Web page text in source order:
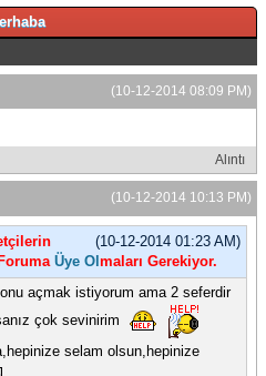
(10-12-2014 08:09 PM)
Alıntı
(10-12-2014 10:13 PM)
(10-12-2014 01:23 AM)
Üye Olmaları Gerekiyor.
açmak istiyorum ama 2 seferdir
çok sevinirim
selam olsun,hepinize